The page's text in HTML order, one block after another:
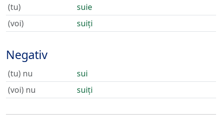
(tu)
suie
(voi)
suiți
Negativ
(tu) nu
sui
(voi) nu
suiți